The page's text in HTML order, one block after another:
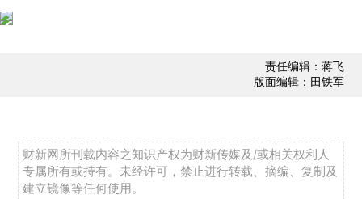
责任编辑：蒋飞
版面编辑：田铁军
财新网所刊载内容之知识产权为财新传媒及/或相关权利人
专属所有或持有。未经许可，禁止进行转载、摘编、复制及
建立镜像等任何使用。